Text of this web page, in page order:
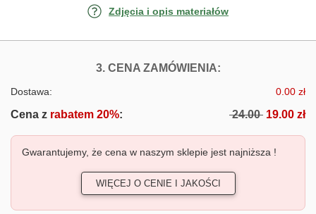
Zdjęcia i opis materiałów
3. CENA ZAMÓWIENIA:FOTOTAPETY
Dostawa: 0.00 zł
Cena z rabatem 20%: 24.00 19.00 zł
Gwarantujemy, że cena w naszym sklepie jest najniższa !
WIĘCEJ O CENIE I JAKOŚCI